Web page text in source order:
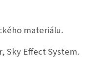
materiálu.
Sky Effect System.